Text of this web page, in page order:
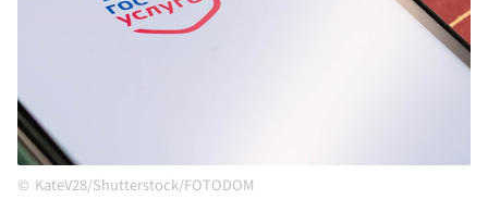
KateV28/Shutterstock/FOTODOM